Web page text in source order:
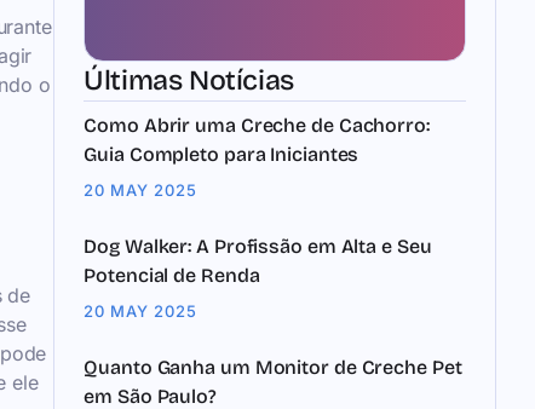
o
de
ele
Últimas Notícias
Como Abrir uma Creche de Cachorro:
Guia Completo para Iniciantes
20 MAY 2025
Dog Walker: A Profissão em Alta e Seu
Potencial de Renda
20 MAY 2025
Quanto Ganha um Monitor de Creche Pet
em São Paulo?